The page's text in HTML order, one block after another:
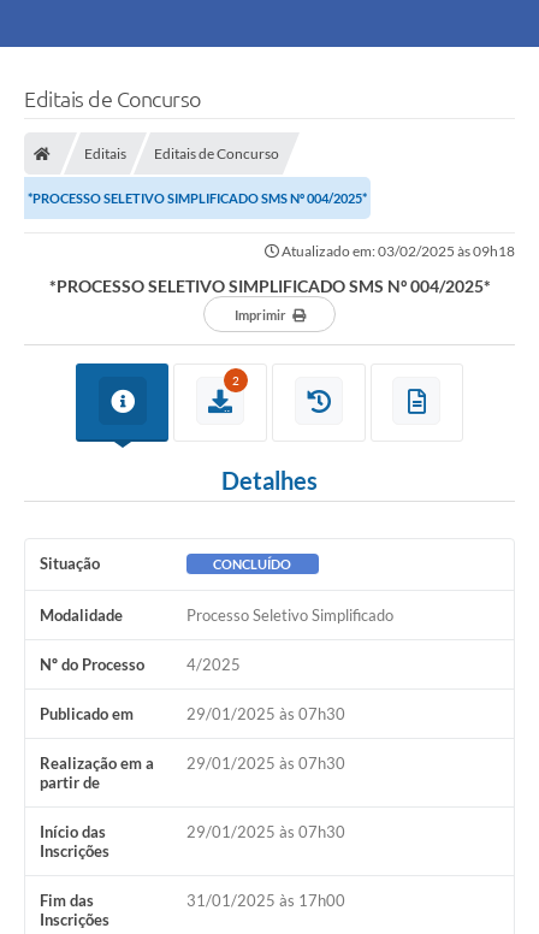
Editais de Concurso
Editais Editais de Concurso
*PROCESSO SELETIVO SIMPLIFICADO SMS Nº 004/2025*
Atualizado em: 03/02/2025 às 09h18
*PROCESSO SELETIVO SIMPLIFICADO SMS Nº 004/2025*
Imprimir
2
Detalhes
Situação CONCLUÍDO
Modalidade Processo Seletivo Simplificado
Nº do Processo 4/2025
Publicado em 29/01/2025 às 07h30
Realização em a
partir de
29/01/2025 às 07h30
Início das
Inscrições
29/01/2025 às 07h30
Fim das
Inscrições
31/01/2025 às 17h00